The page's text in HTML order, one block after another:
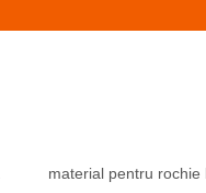
material pentru rochie